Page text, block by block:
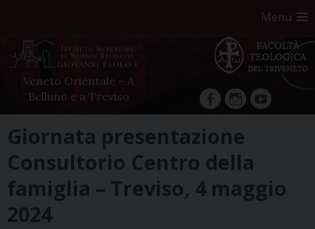
Menu
Veneto Orientale – A
Belluno e a Treviso
facebookInstagram
YouTube
to
content
Giornata presentazione
Consultorio Centro della
famiglia – Treviso, 4 maggio
2024